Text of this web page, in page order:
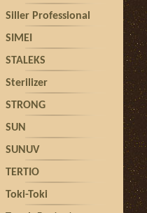
Siller Professional
SIMEI
STALEKS
Sterilizer
STRONG
SUN
SUNUV
TERTIO
Toki-Toki